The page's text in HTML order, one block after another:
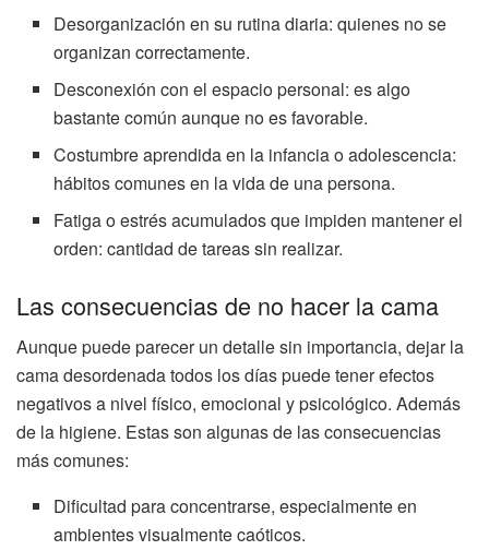
Desorganización en su rutina diaria: quienes no se
organizan correctamente.
Desconexión con el espacio personal: es algo
bastante común aunque no es favorable.
Costumbre aprendida en la infancia o adolescencia:
hábitos comunes en la vida de una persona.
Fatiga o estrés acumulados que impiden mantener el
orden: cantidad de tareas sin realizar.
Las consecuencias de no hacer la cama
Aunque puede parecer un detalle sin importancia, dejar la
cama desordenada todos los días puede tener efectos
negativos a nivel físico, emocional y psicológico. Además
de la higiene. Estas son algunas de las consecuencias
más comunes:
Dificultad para concentrarse, especialmente en
ambientes visualmente caóticos.